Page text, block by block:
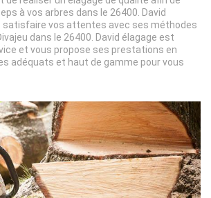
à vos arbres dans le 26400. David
satisfaire vos attentes avec ses méthodes
dans le 26400. David élagage est
et vous propose ses prestations en
adéquats et haut de gamme pour vous